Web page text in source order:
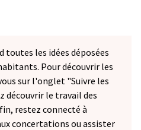
toutes les idées déposées
Pour découvrir les
sur l'onglet "Suivre les
découvrir le travail des
restez connecté à
concertations ou assister